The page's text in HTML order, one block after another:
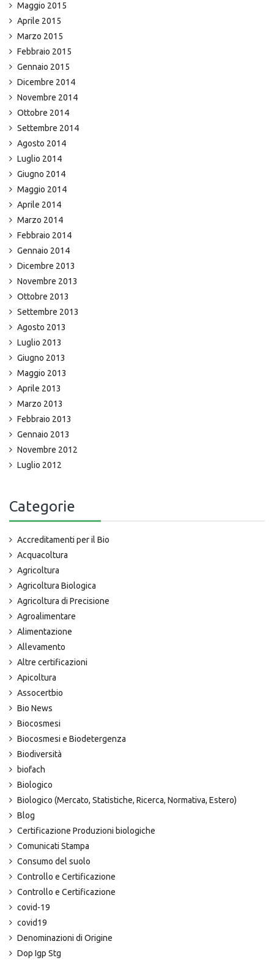
Maggio 2015
Aprile 2015
Marzo 2015
Febbraio 2015
Gennaio 2015
Dicembre 2014
Novembre 2014
Ottobre 2014
Settembre 2014
Agosto 2014
Luglio 2014
Giugno 2014
Maggio 2014
Aprile 2014
Marzo 2014
Febbraio 2014
Gennaio 2014
Dicembre 2013
Novembre 2013
Ottobre 2013
Settembre 2013
Agosto 2013
Luglio 2013
Giugno 2013
Maggio 2013
Aprile 2013
Marzo 2013
Febbraio 2013
Gennaio 2013
Novembre 2012
Luglio 2012
Categorie
Accreditamenti per il Bio
Acquacoltura
Agricoltura
Agricoltura Biologica
Agricoltura di Precisione
Agroalimentare
Alimentazione
Allevamento
Altre certificazioni
Apicoltura
Assocertbio
Bio News
Biocosmesi
Biocosmesi e Biodetergenza
Biodiversità
biofach
Biologico
Biologico (Mercato, Statistiche, Ricerca, Normativa, Estero)
Blog
Certificazione Produzioni biologiche
Comunicati Stampa
Consumo del suolo
Controllo e Certificazione
Controllo e Certificazione
covid-19
covid19
Denominazioni di Origine
Dop Igp Stg